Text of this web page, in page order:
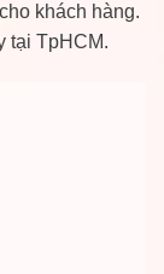
khách hàng.
tại TpHCM.